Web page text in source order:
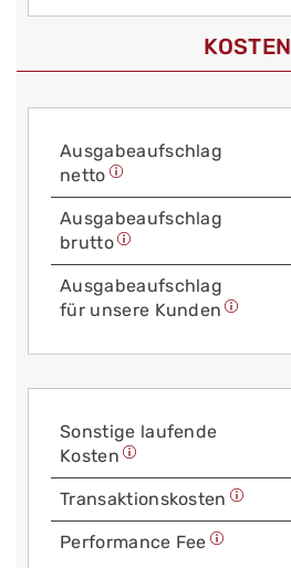
KOSTEN
Aus­gabe­auf­schlag
netto
Aus­gabe­auf­schlag
brutto
Aus­gabe­auf­schlag
für unsere Kunden
Sonstige laufende
Kosten
Trans­aktions­kosten
Performance Fee